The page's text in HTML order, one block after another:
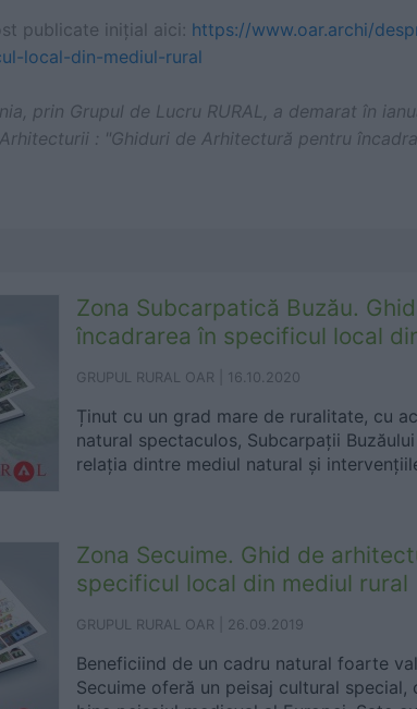
publicate inițial aici: https://www.oar.archi/
local-din-mediul-rural
prin Grupul de Lucru RURAL, a demarat în
: "Ghiduri de Arhitectură pentru
Zona Subcarpatică Buzău.
încadrarea în specificul local
GRUPUL RURAL OAR | 16.10.2020
Ținut cu un grad mare de ruralitate, cu
natural spectaculos, Subcarpații
relația dintre mediul natural și
Zona Secuime. Ghid de
specificul local din mediul rural
GRUPUL RURAL OAR | 26.09.2019
Beneficiind de un cadru natural foarte
Secuime oferă un peisaj cultural